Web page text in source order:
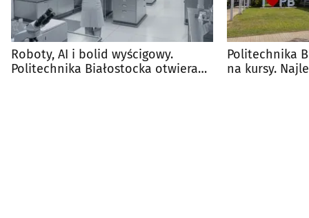
Roboty, AI i bolid wyścigowy.
Politechnika Białostocka otwiera
Politechnika
na kursy.